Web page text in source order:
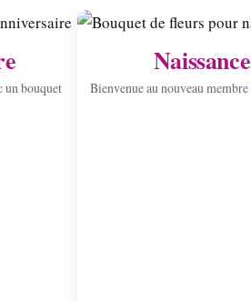
un bouquet
Naissance
Bienvenue au nouveau